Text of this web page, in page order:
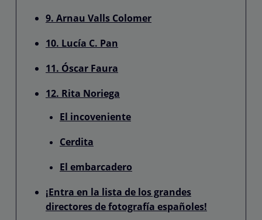
9. Arnau Valls Colomer
10. Lucía C. Pan
11. Óscar Faura
12. Rita Noriega
El incoveniente
Cerdita
El embarcadero
¡Entra en la lista de los grandes
directores de fotografía españoles!